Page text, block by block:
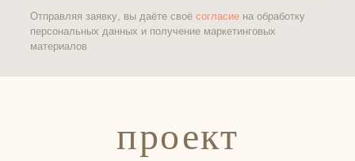
Отправляя заявку, вы даёте своё согласиена обработку
персональных данных и получение маркетинговых
материалов
проект